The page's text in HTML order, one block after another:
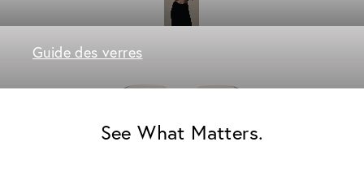
Guide des verres
See What Matters.